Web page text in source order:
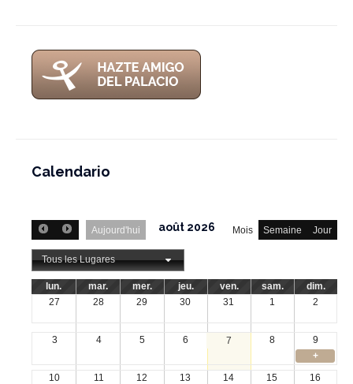
Calendario
Aujourd'hui Mois Semaine Jour
août 2026
Tous les Lugares
lun. mar. mer. jeu. ven. sam.
dim.
27
28 29 30 31 1 2
3 4 5 6 7 8
9
+
10
11 12 13 14 15
16